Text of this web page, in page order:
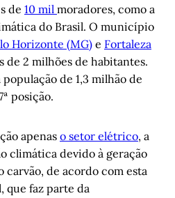
de 10 mil moradores, como a
do Brasil. O município
Horizonte (MG) e Fortaleza
de 2 milhões de habitantes.
população de 1,3 milhão de
posição.
apenas o setor elétrico, a
climática devido à geração
de acordo com esta
que faz parte da